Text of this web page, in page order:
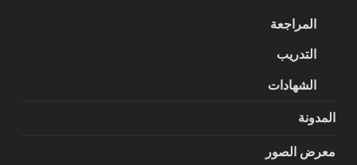
المراجعة
التدريب
الشهادات
المدونة
معرض الصور